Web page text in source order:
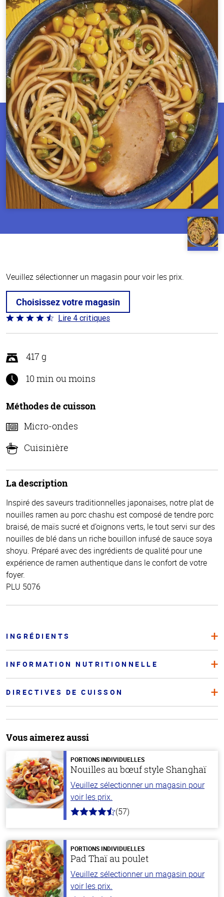
Veuillez sélectionner un magasin pour voir les prix.
Choisissez votre magasin
Coté
4.5 sur
Lire 4 critiques
417 g
10 min ou moins
Méthodes de cuisson
Micro-ondes
Cuisinière
La description
Inspiré des saveurs traditionnelles japonaises, notre plat de
nouilles ramen au porc chashu est composé de tendre porc
braisé, de maïs sucré et d’oignons verts, le tout servi sur des
nouilles de blé dans un riche bouillon infusé de sauce soya
shoyu. Préparé avec des ingrédients de qualité pour une
expérience de ramen authentique dans le confort de votre
foyer.
PLU 5076
INGRÉDIENTS
INFORMATION NUTRITIONNELLE
DIRECTIVES DE CUISSON
Vous aimerez aussi
PORTIONS INDIVIDUELLES
Nouilles au bœuf style Shanghaï
Veuillez sélectionner un magasin pour
voir les prix.
4.2
stars
(57)
PORTIONS INDIVIDUELLES
Pad Thaï au poulet
Veuillez sélectionner un magasin pour
voir les prix.